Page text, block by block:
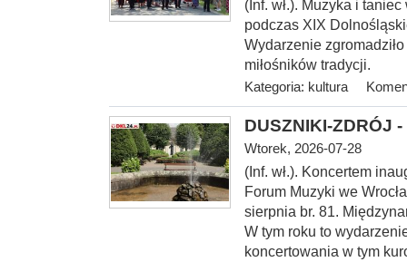
(Inf. wł.). Muzyka i
podczas XIX
Wydarzenie
miłośników tradycji.
Kategoria: kultura
DUSZNIKI-ZDRÓJ
Wtorek, 2026-07-28
(Inf. wł.). Koncertem
Forum Muzyki we
sierpnia br. 81.
W tym roku to
koncertowania w tym